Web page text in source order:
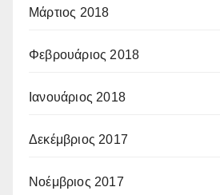
Μάρτιος 2018
Φεβρουάριος 2018
Ιανουάριος 2018
Δεκέμβριος 2017
Νοέμβριος 2017